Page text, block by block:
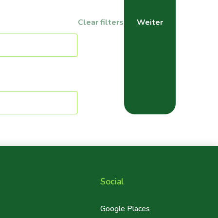
Social
Google Places